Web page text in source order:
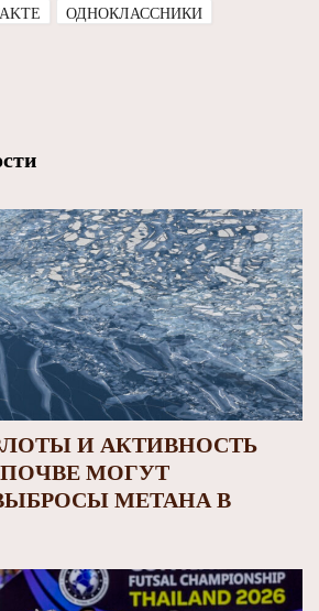
ОДНОКЛАССНИКИ
И АКТИВНОСТЬ
МОГУТ
МЕТАНА В